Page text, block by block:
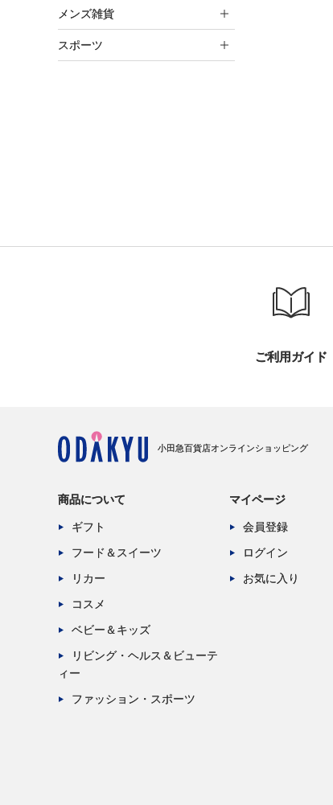
メンズ雑貨
スポーツ
ご利用ガイド
小田急百貨店オンラインショッピング
商品について
ギフト
フード＆スイーツ
リカー
コスメ
ベビー＆キッズ
リビング・ヘルス＆ビューテ
ィー
ファッション・スポーツ
マイページ
会員登録
ログイン
お気に入り